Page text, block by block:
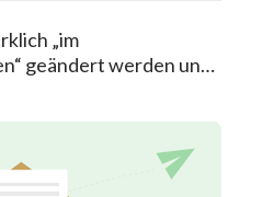
„im
geändert werden und